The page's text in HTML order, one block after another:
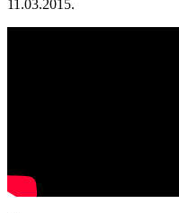
11.03.2015.